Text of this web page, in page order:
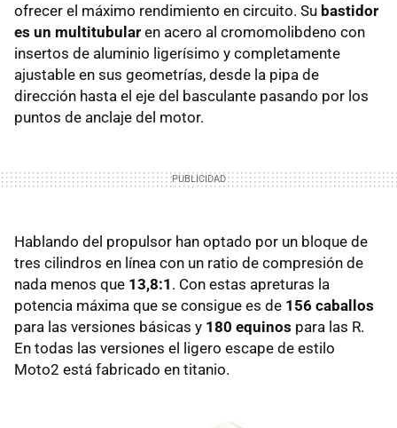
ofrecer el máximo rendimiento en circuito. Su bastidor
es un multitubular en acero al cromomolibdeno con
insertos de aluminio ligerísimo y completamente
ajustable en sus geometrías, desde la pipa de
dirección hasta el eje del basculante pasando por los
puntos de anclaje del motor.
Hablando del propulsor han optado por un bloque de
tres cilindros en línea con un ratio de compresión de
nada menos que 13,8:1 . Con estas apreturas la
potencia máxima que se consigue es de 156 caballos
para las versiones básicas y 180 equinos para las R.
En todas las versiones el ligero escape de estilo
Moto2 está fabricado en titanio.